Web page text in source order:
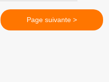
Page suivante >